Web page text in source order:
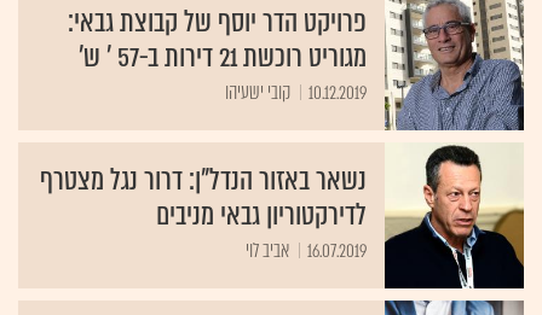
פרויקט הדר יוסף של קבוצת גבאי:
מגוריט רוכשת 21 דירות ב-57 ' ש'
10.12.2019 קובי ישעיהו
נשאר באזור הנדל"ן: דרור נגל מצטרף
לדירקטוריון גבאי מניבים
16.07.2019 אביב לוי